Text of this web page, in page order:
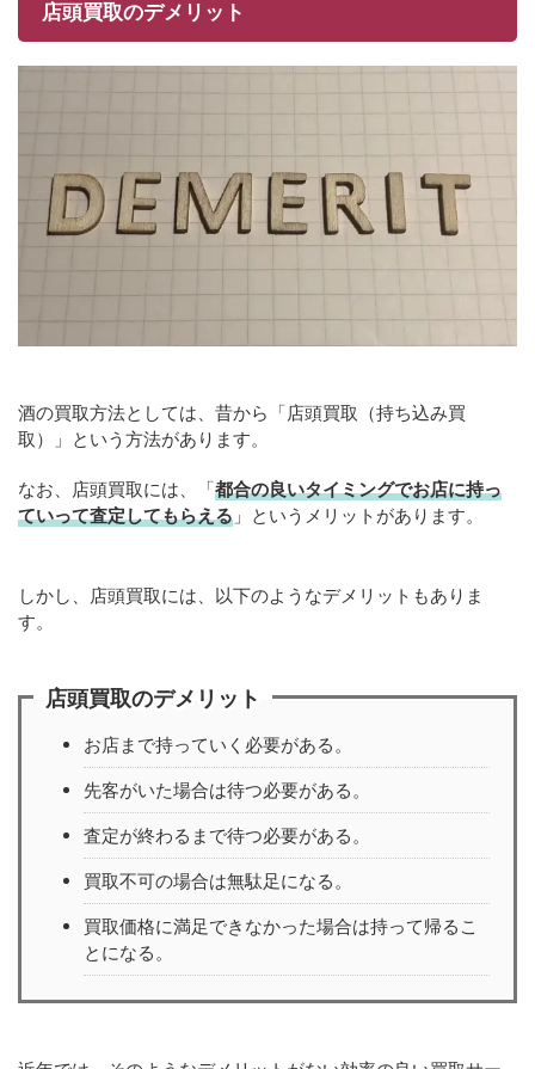
店頭買取のデメリット
酒の買取方法としては、昔から「店頭買取（持ち込み買
取）」という方法があります。
なお、店頭買取には、「都合の良いタイミングでお店に持っ
ていって査定してもらえる 」というメリットがあります。
しかし、店頭買取には、以下のようなデメリットもありま
す。
店頭買取のデメリット
お店まで持っていく必要がある。
先客がいた場合は待つ必要がある。
査定が終わるまで待つ必要がある。
買取不可の場合は無駄足になる。
買取価格に満足できなかった場合は持って帰るこ
とになる。